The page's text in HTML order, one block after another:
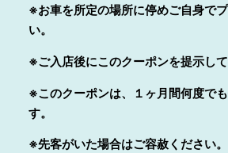
※お車を所定の場所に停めご自身で
い。
※ご入店後にこのクーポンを提示して
※このクーポンは、１ヶ月間何度で
す。
※先客がいた場合はご容赦ください。